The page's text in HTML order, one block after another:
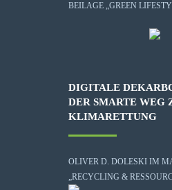
BEILAGE „GREEN
DIGITALE
DER SMARTE WEG
KLIMARETTUNG
OLIVER D. DOLESKI IM
„RECYCLING &